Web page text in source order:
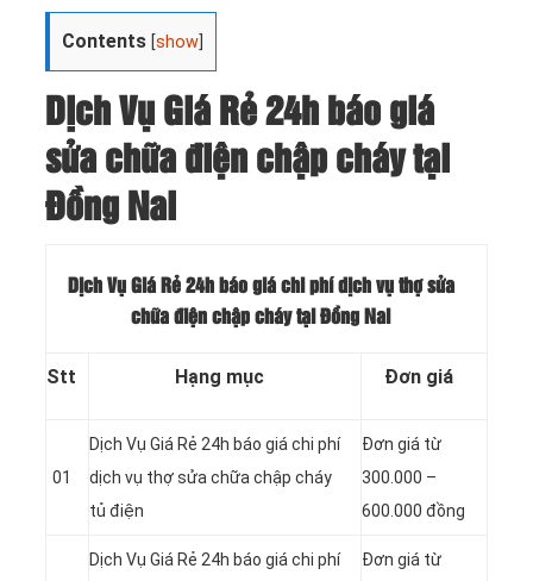
Contents [show
Dịch Vụ Giá Rẻ 24h báo giá
sửa chữa điện chập cháy tại
Đồng Nai
Dịch Vụ Giá Rẻ 24h báo giá chi phí dịch vụ thợ sửa
chữa điện chập cháy tại Đồng Nai
Stt Hạng mục Đơn giá
01
Dịch Vụ Giá Rẻ 24h báo giá chi phí
dịch vụ thợ sửa chữa chập cháy
tủ điện
Đơn giá từ
300.000 –
600.000 đồng
Dịch Vụ Giá Rẻ 24h báo giá chi phí
Đơn giá từ